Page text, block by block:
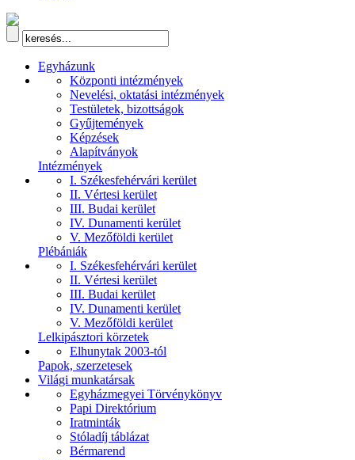
Egyházunk
Központi intézmények
Nevelési, oktatási intézmények
Testületek, bizottságok
Gyűjtemények
Képzések
Alapítványok
Intézmények
I. Székesfehérvári kerület
II. Vértesi kerület
III. Budai kerület
IV. Dunamenti kerület
V. Mezőföldi kerület
Plébániák
I. Székesfehérvári kerület
II. Vértesi kerület
III. Budai kerület
IV. Dunamenti kerület
V. Mezőföldi kerület
Lelkipásztori körzetek
Elhunytak 2003-tól
Papok, szerzetesek
Világi munkatársak
Egyházmegyei Törvénykönyv
Papi Direktórium
Iratminták
Stóladíj táblázat
Bérmarend